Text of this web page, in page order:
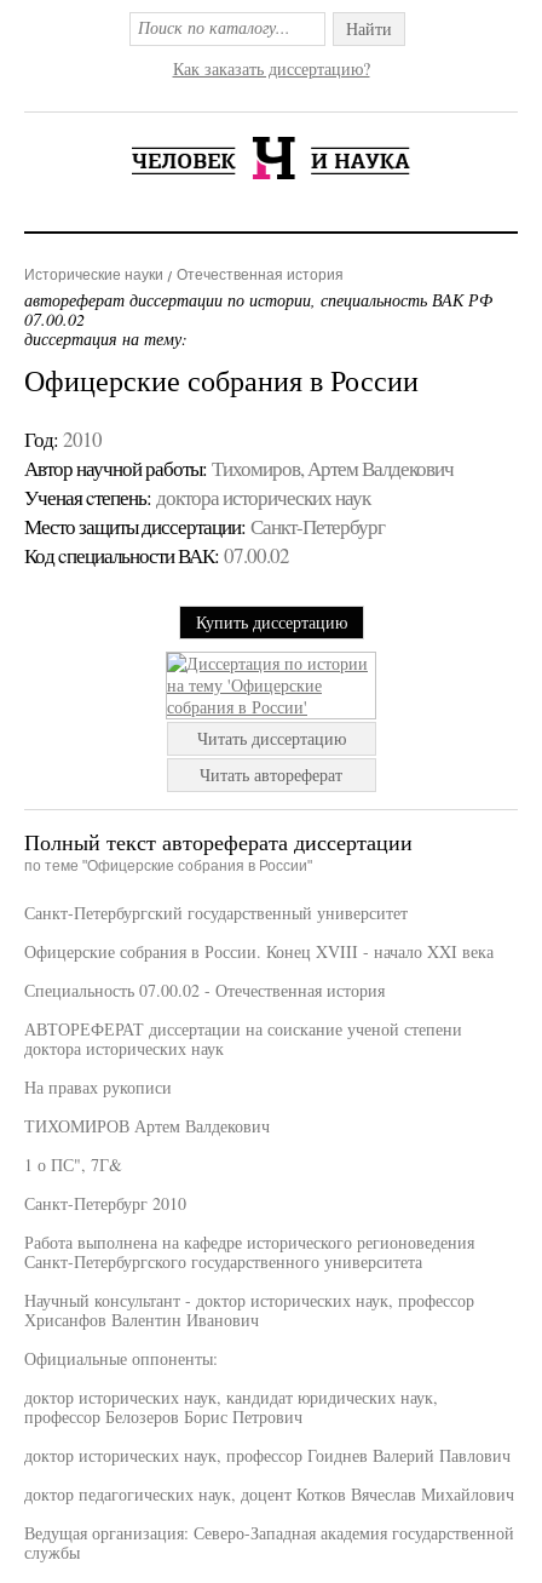
Найти
Как заказать диссертацию?
Исторические науки Отечественная история
автореферат диссертации по истории, специальность ВАК РФ
07.00.02
диссертация на тему:
Офицерские собрания в России
Год: 2010
Автор научной работы: Тихомиров, Артем Валдекович
Ученая cтепень: доктора исторических наук
Место защиты диссертации: Санкт-Петербург
Код cпециальности ВАК: 07.00.02
Купить диссертацию
Читать диссертацию
Читать автореферат
Полный текст автореферата диссертации
по теме "Офицерские собрания в России"
Санкт-Петербургский государственный университет
Офицерские собрания в России. Конец XVIII - начало XXI века
Специальность 07.00.02 - Отечественная история
АВТОРЕФЕРАТ диссертации на соискание ученой степени
доктора исторических наук
На правах рукописи
ТИХОМИРОВ Артем Валдекович
1 о ПС", 7Г&
Санкт-Петербург 2010
Работа выполнена на кафедре исторического регионоведения
Санкт-Петербургского государственного университета
Научный консультант - доктор исторических наук, профессор
Хрисанфов Валентин Иванович
Официальные оппоненты:
доктор исторических наук, кандидат юридических наук,
профессор Белозеров Борис Петрович
доктор исторических наук, профессор Гоиднев Валерий Павлович
доктор педагогических наук, доцент Котков Вячеслав Михайлович
Ведущая организация: Северо-Западная академия государственной
службы